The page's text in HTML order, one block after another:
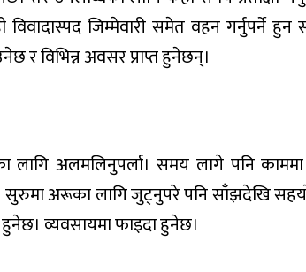
जिम्मेवारी समेत वहन गर्नुपर्ने हुन
र विभिन्न अवसर प्राप्त हुनेछन्।
अलमलिनुपर्ला। समय लागे पनि
सुरुमा अरूका लागि जुट्नुपरे पनि साँझदेखि
व्यवसायमा फाइदा हुनेछ।